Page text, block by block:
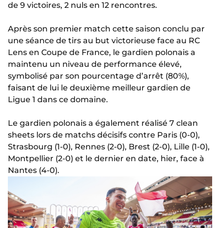
de 9 victoires, 2 nuls en 12 rencontres.
Après son premier match cette saison conclu par
une séance de tirs au but victorieuse face au RC
Lens en Coupe de France, le gardien polonais a
maintenu un niveau de performance élevé,
symbolisé par son pourcentage d’arrêt (80%),
faisant de lui le deuxième meilleur gardien de
Ligue 1 dans ce domaine.
Le gardien polonais a également réalisé 7 clean
sheets lors de matchs décisifs contre Paris (0-0),
Strasbourg (1-0), Rennes (2-0), Brest (2-0), Lille (1-0),
Montpellier (2-0) et le dernier en date, hier, face à
Nantes (4-0).